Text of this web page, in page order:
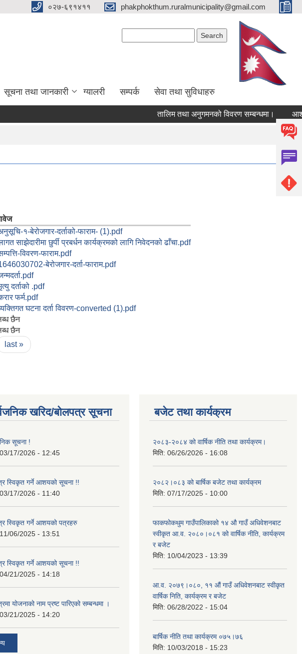
०२७-६९१४११ phakphokthum.ruralmunicipality@gmail.com
सूचना तथा जानकारी ग्यालरी सम्पर्क सेवा तथा सुविधाहरु
तालिम तथा अनुगमनको विवरण सम्बन्धमा।
१-बेरोजगार-दर्ताको-फाराम- (1).pdf
साझेदारीमा छुर्पी प्रबर्धन कार्यक्रमको लागि निवेदनको ढाँचा.pdf
विवरण-फाराम.pdf
बेरोजगार-दर्ता-फाराम.pdf
दर्ताको .pdf
फर्म.pdf
घटना दर्ता विवरण-converted (1).pdf
छैन
छैन
last »
खरिद/बोलपत्र सूचना
सूचना !
03/17/2026 - 12:45
स्विकृत गर्ने आशयको सूचना !!
03/17/2026 - 11:40
स्विकृत गर्ने आशयको पत्रहरु
11/06/2025 - 13:51
स्विकृत गर्ने आशयको सूचना !!
04/21/2025 - 14:18
योजनाको नाम प्रष्ट पारिएको सम्बन्धमा ।
03/21/2025 - 14:20
बजेट तथा कार्यक्रम
२०८३-२०८४ को वार्षिक नीति तथा कार्यक्रम।
मिति: 06/26/2026 - 16:08
२०८२।०८३ को बार्षिक बजेट तथा कार्यक्रम
मिति: 07/17/2025 - 10:00
फाकफोकथुम गाउँपालिकाको १४ औ गाउँ अधिवेशनबाट
स्वीकृत आ.व. २०८०।०८१ को वार्षिक नीति, कार्यक्रम
र बजेट
मिति: 10/04/2023 - 13:39
आ.व. २०७९।०८०, ११ औं गाउँ अधिवेशनबाट स्वीकृत
वार्षिक निति, कार्यक्रम र बजेट
मिति: 06/28/2022 - 15:04
बार्षिक नीति तथा कार्यक्रम ०७५।७६
मिति: 10/03/2018 - 15:23